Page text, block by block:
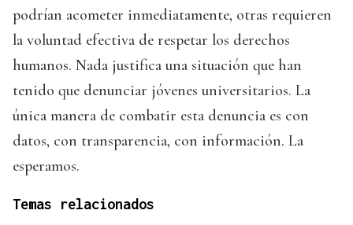
podrían acometer inmediatamente, otras requieren
la voluntad efectiva de respetar los derechos
humanos. Nada justifica una situación que han
tenido que denunciar jóvenes universitarios. La
única manera de combatir esta denuncia es con
datos, con transparencia, con información. La
esperamos.
Temas relacionados